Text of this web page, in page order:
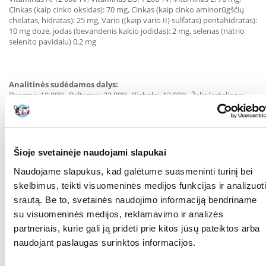
Šioje svetainėje naudojami slapukai
Naudojame slapukus, kad galėtume suasmeninti turinį bei
skelbimus, teikti visuomeninės medijos funkcijas ir analizuoti
srautą. Be to, svetainės naudojimo informaciją bendriname
su visuomeninės medijos, reklamavimo ir analizės
partneriais, kurie gali ją pridėti prie kitos jūsų pateiktos arba
naudojant paslaugas surinktos informacijos.
Cinkas (kaip cinko oksidas): 70 mg, Cinkas (kaip cinko aminorūgščių
chelatas, hidratas): 25 mg, Vario ((kaip vario II) sulfatas) pentahidratas):
10 mg dozė, jodas (bevandenis kalcio jodidas): 2 mg, selenas (natrio
selenito pavidalu) 0,2 mg
Analitinės sudėdamos dalys:
Drėgmė: 18,00%, Baltymai: 22,00%, Riebalai: 12,00%, Žalia ląsteliena:
3,00%, Žali pelenai: 7,80%, Kalcis: 1,20%, Fosforas: 0,80%
Tinkamo naudojimo instrukcija:
Šuns svoris: Dienos norma:
25,0 kg 335 g
27,5 kg 360 g
30,0 kg 385 g
32,5 kg 410 g
35,0 kg 435 g
37,5 kg 455 g